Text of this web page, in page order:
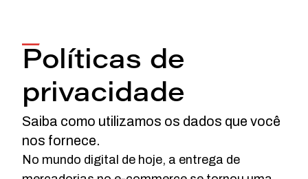
Políticas de
privacidade
Saiba como utilizamos os dados que você
nos fornece.
No mundo digital de hoje, a entrega de